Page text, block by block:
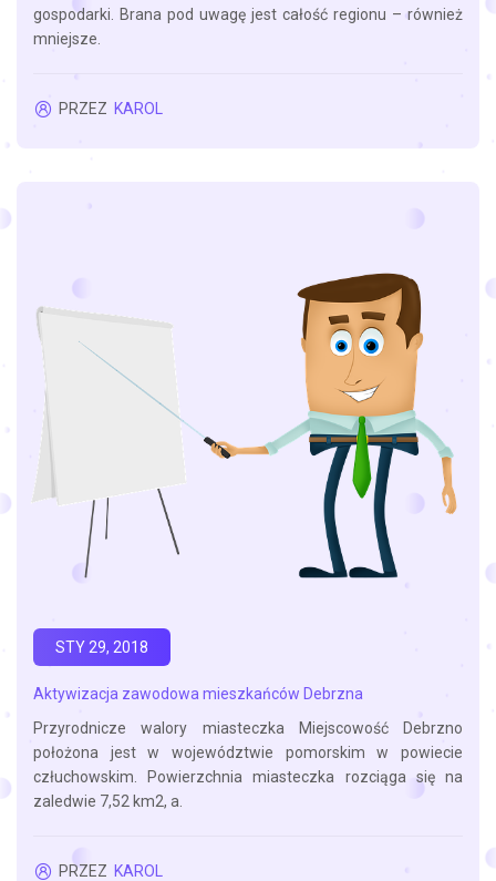
gospodarki. Brana pod uwagę jest całość regionu – również
mniejsze.
PRZEZ KAROL
Aktywizacja zawodowa mieszkańców Debrzna
Przyrodnicze walory miasteczka Miejscowość Debrzno
położona jest w województwie pomorskim w powiecie
człuchowskim. Powierzchnia miasteczka rozciąga się na
zaledwie 7,52 km2, a.
STY 29, 2018
PRZEZ KAROL